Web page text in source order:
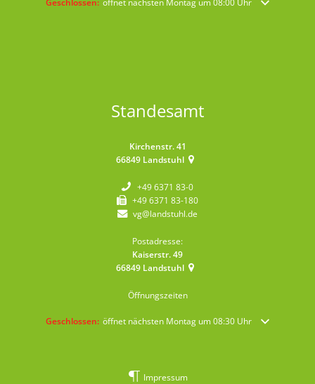
Klicken, um weitere Öffnungs- oder Schließzeiten auszublenden
Geschlossen: öffnet nächsten Montag um 08:00 Uhr
Standesamt
Kirchenstr. 41
66849 Landstuhl
+49 6371 83-0
+49 6371 83-180
vg@landstuhl.de
Postadresse:
Kaiserstr. 49
66849 Landstuhl
Öffnungszeiten
Klicken, um weitere Öffnungs- oder Schließzeiten auszublenden
Geschlossen: öffnet nächsten Montag um 08:30 Uhr
Impressum